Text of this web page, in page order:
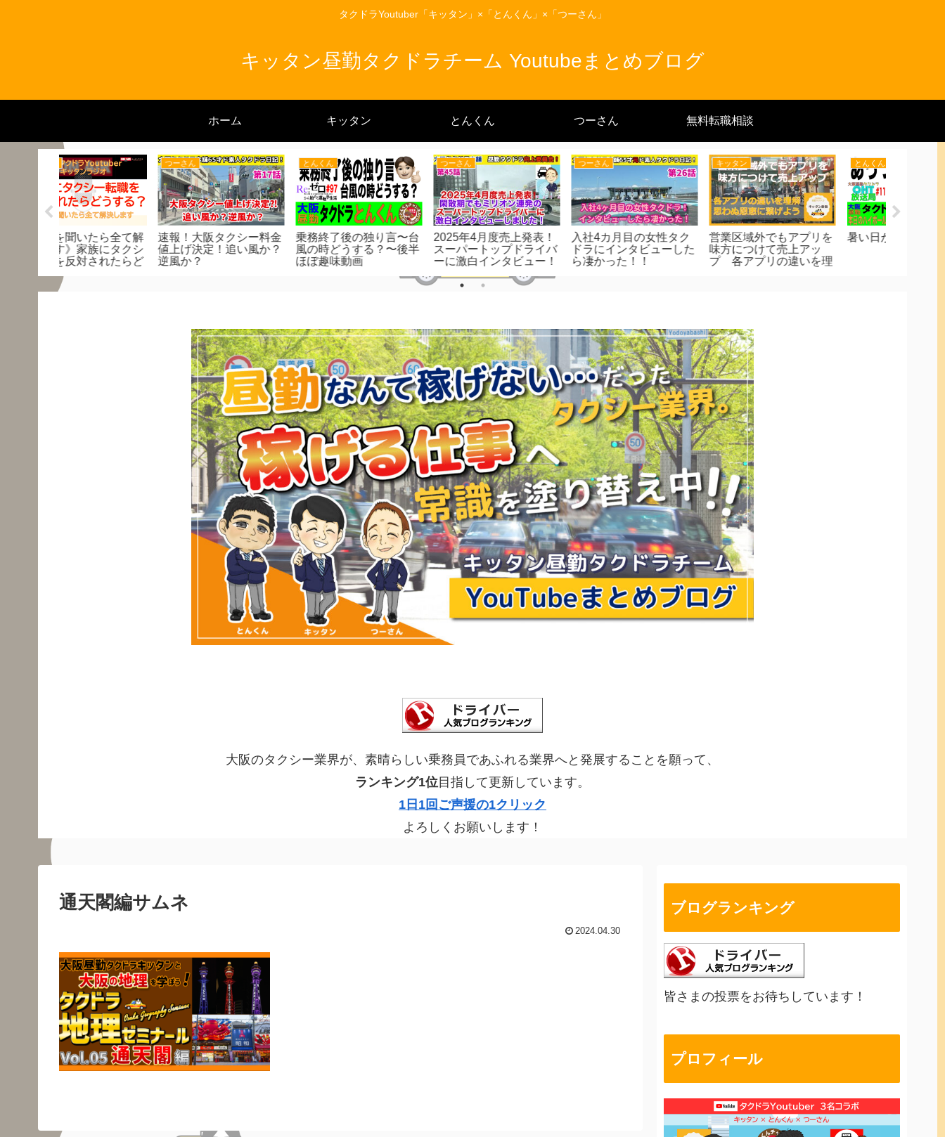
タクドラYoutuber「キッタン」×「とんくん」×「つーさん」
キッタン昼勤タクドラチーム Youtubeまとめブログ
ホーム キッタン とんくん つーさん 無料転職相談
キッタン
営業区域外でもアプリを
味方につけて売上アッ
プ 各アプリの違いを理
とんくん
暑い日が続きますなぁ
とんくん
豊中の流し方vol2 後編〜
I LOVE TOYONAKA〜
つーさん
衝撃！ド素人タクドラ5
カ月目手取り給料発表！
激変！大阪タクシーお客
キッタン
大きな差を生む二つの営
業 狩猟型と農耕型 安
全運航の合言葉「流しは
とんくん
配車アプリの感想喋りま
す（個人的感想です）
大阪のタクシー業界が、素晴らしい乗務員であふれる業界へと発展することを願って、
ランキング1位目指して更新しています。
1日1回ご声援の1クリック
よろしくお願いします！
通天閣編サムネ
2024.04.30
ブログランキング
皆さまの投票をお待ちしています！
プロフィール